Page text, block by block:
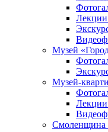
Лекции
Музей
Музей-
Лекции
Смоленщина